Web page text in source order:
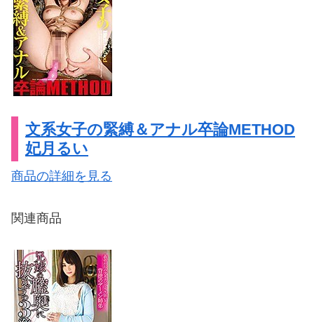
文系女子の緊縛＆アナル卒論METHOD
妃月るい
商品の詳細を見る
関連商品